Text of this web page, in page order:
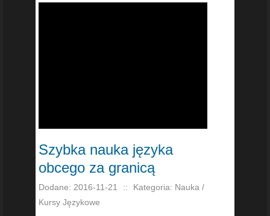
Szybka nauka języka
obcego za granicą
Dodane: 2016-11-21 ::
Kategoria: Nauka /
Kursy Językowe